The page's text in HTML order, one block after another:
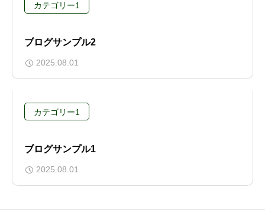
カテゴリー1
ブログサンプル2
2025.08.01
カテゴリー1
ブログサンプル1
2025.08.01